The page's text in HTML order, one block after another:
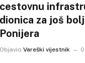
cestovnu
dionica za još
Ponijera
Objavio Vareški vijestnik